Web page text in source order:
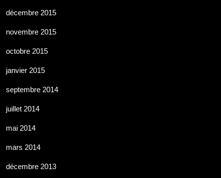
décembre 2015
novembre 2015
octobre 2015
janvier 2015
septembre 2014
juillet 2014
mai 2014
mars 2014
décembre 2013